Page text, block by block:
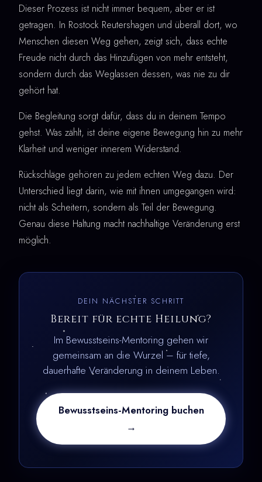
Dieser Prozess ist nicht immer bequem, aber er ist
getragen. In Rostock Reutershagen und überall dort, wo
Menschen diesen Weg gehen, zeigt sich, dass echte
Freude nicht durch das Hinzufügen von mehr entsteht,
sondern durch das Weglassen dessen, was nie zu dir
gehört hat.
Die Begleitung sorgt dafür, dass du in deinem Tempo
gehst. Was zählt, ist deine eigene Bewegung hin zu mehr
Klarheit und weniger innerem Widerstand.
Rückschläge gehören zu jedem echten Weg dazu. Der
Unterschied liegt darin, wie mit ihnen umgegangen wird:
nicht als Scheitern, sondern als Teil der Bewegung.
Genau diese Haltung macht nachhaltige Veränderung erst
möglich.
DEIN NÄCHSTER SCHRITT
Bereit für echte Heilung?
Im Bewusstseins-Mentoring gehen wir
gemeinsam an die Wurzel – für tiefe,
dauerhafte Veränderung in deinem Leben.
Bewusstseins-Mentoring buchen
→